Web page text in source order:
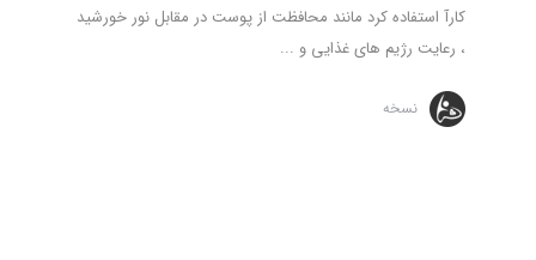
کارآ استفاده کرد مانند محافظت از پوست در مقابل نور خورشید
، رعایت رژیم های غذایی و ...
نسخه